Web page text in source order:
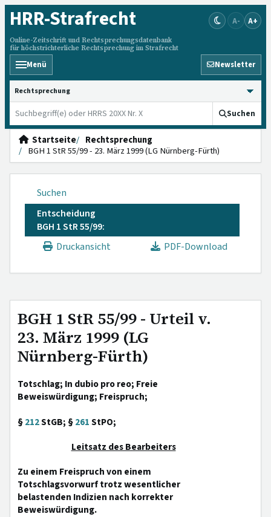
HRR-Strafrecht
Online-Zeitschrift und Rechtsprechungsdatenbank
für höchstrichterliche Rechtsprechung im Strafrecht
A- A+
Menü Newsletter
HRRS durchsuchen
Suchen
Startseite
Rechtsprechung
BGH 1 StR 55/99 - 23. März 1999 (LG Nürnberg-Fürth)
Suchen
Entscheidung
BGH 1 StR 55/99:
Druckansicht
PDF-Download
BGH 1 StR 55/99 - Urteil v.
23. März 1999 (LG
Nürnberg-Fürth)
Totschlag; In dubio pro reo; Freie
Beweiswürdigung; Freispruch;
§212StGB; §261StPO;
Leitsatz des Bearbeiters
Zu einem Freispruch von einem
Totschlagsvorwurf trotz wesentlicher
belastenden Indizien nach korrekter
Beweiswürdigung.